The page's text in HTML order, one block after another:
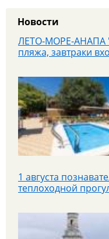
Новости
ЛЕТО-МОРЕ-АНАПА
пляжа, завтраки
1 августа
теплоходной